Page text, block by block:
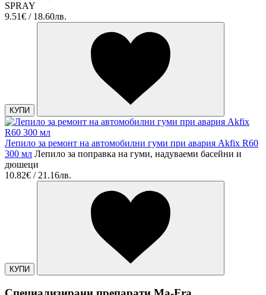
SPRAY
9.51€ / 18.60лв.
КУПИ
Лепило за ремонт на автомобилни гуми при авария Akfix R60
300 мл Лепило за поправка на гуми, надуваеми басейни и
дюшеци
10.82€ / 21.16лв.
КУПИ